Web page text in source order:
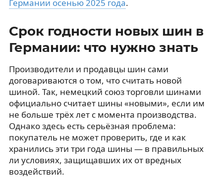
Германии осенью 2025 года.
Срок годности новых шин в
Германии: что нужно знать
Производители и продавцы шин сами
договариваются о том, что считать новой
шиной. Так, немецкий союз торговли шинами
официально считает шины «новыми», если им
не больше трёх лет с момента производства.
Однако здесь есть серьёзная проблема:
покупатель не может проверить, где и как
хранились эти три года шины — в правильных
ли условиях, защищавших их от вредных
воздействий.